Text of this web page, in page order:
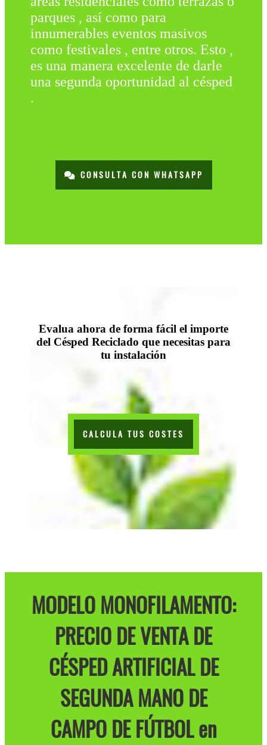
parques , así como para
innumerables eventos masivos
como festivales , entre otros. Esto ,
es una manera excelente de darle
una segunda oportunidad al césped
.
CONSULTA CON WHATSAPP
Evalua ahora de forma fácil el importe
del Césped Reciclado que necesitas para
tu instalación
CALCULA TUS COSTES
MODELO MONOFILAMENTO:
PRECIO DE VENTA DE
CÉSPED ARTIFICIAL DE
SEGUNDA MANO DE
CAMPO DE FÚTBOL en